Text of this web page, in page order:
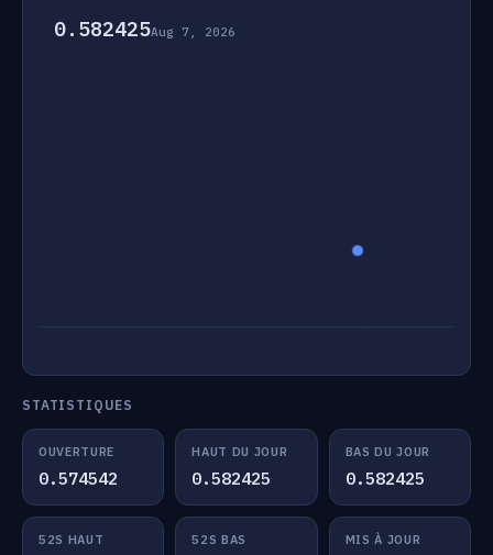
0.582425Aug 7, 2026
STATISTIQUES
OUVERTURE
0.574542
HAUT DU JOUR
0.582425
BAS DU JOUR
0.582425
52S HAUT 52S BAS MIS À JOUR